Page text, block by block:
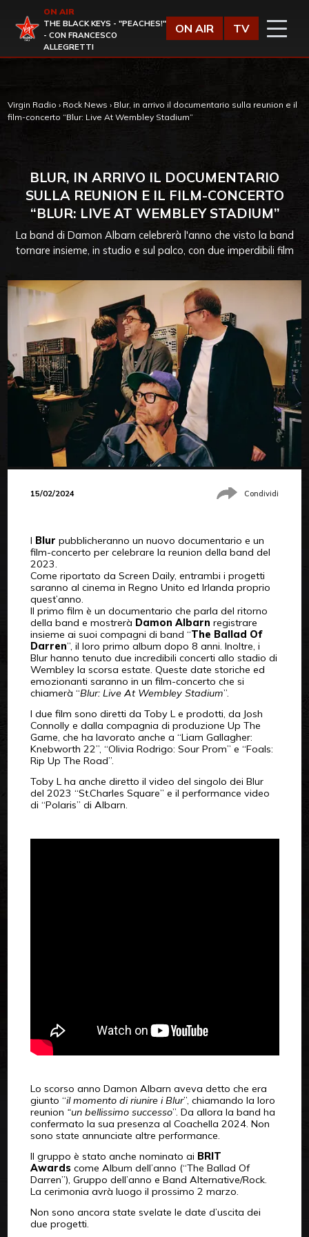
Virgin Radio
ON AIR
THE BLACK KEYS - "PEACHES!"
- CON FRANCESCO
ALLEGRETTI
ON AIR TV
Virgin Radio › Rock News › Blur, in arrivo il documentario sulla reunion e il
film-concerto “Blur: Live At Wembley Stadium”
BLUR, IN ARRIVO IL DOCUMENTARIO
SULLA REUNION E IL FILM-CONCERTO
“BLUR: LIVE AT WEMBLEY STADIUM”
La band di Damon Albarn celebrerà l'anno che visto la band
tornare insieme, in studio e sul palco, con due imperdibili film
15/02/2024 Condividi
I Blur pubblicheranno un nuovo documentario e un
film-concerto per celebrare la reunion della band del
2023.
Come riportato da Screen Daily, entrambi i progetti
saranno al cinema in Regno Unito ed Irlanda proprio
quest’anno.
Il primo film è un documentario che parla del ritorno
della band e mostrerà Damon Albarn registrare
insieme ai suoi compagni di band “The Ballad Of
Darren”, il loro primo album dopo 8 anni. Inoltre, i
Blur hanno tenuto due incredibili concerti allo stadio di
Wembley la scorsa estate. Queste date storiche ed
emozionanti saranno in un film-concerto che si
chiamerà “Blur: Live At Wembley Stadium”.
I due film sono diretti da Toby L e prodotti, da Josh
Connolly e dalla compagnia di produzione Up The
Game, che ha lavorato anche a “Liam Gallagher:
Knebworth 22”, “Olivia Rodrigo: Sour Prom” e “Foals:
Rip Up The Road”.
Toby L ha anche diretto il video del singolo dei Blur
del 2023 “St.Charles Square” e il performance video
di “Polaris” di Albarn.
Lo scorso anno Damon Albarn aveva detto che era
giunto “il momento di riunire i Blur”, chiamando la loro
reunion “un bellissimo successo”. Da allora la band ha
confermato la sua presenza al Coachella 2024. Non
sono state annunciate altre performance.
Il gruppo è stato anche nominato ai BRIT
Awardscome Album dell’anno (“The Ballad Of
Darren”), Gruppo dell’anno e Band Alternative/Rock.
La cerimonia avrà luogo il prossimo 2 marzo.
Non sono ancora state svelate le date d’uscita dei
due progetti.